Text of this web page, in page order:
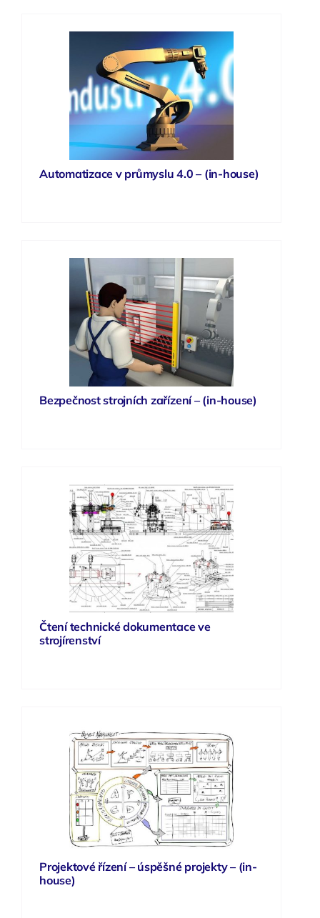
Automatizace v průmyslu 4.0 – (in-house)
Bezpečnost strojních zařízení – (in-house)
Čtení technické dokumentace ve
strojírenství
Projektové řízení – úspěšné projekty – (in-
house)